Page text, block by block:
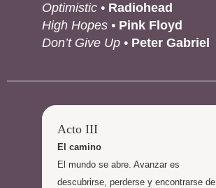
Optimistic • Radiohead
High Hopes • Pink Floyd
Don’t Give Up • Peter Gabriel
Acto III
El camino
El mundo se abre. Avanzar es
descubrirse, perderse y encontrarse de